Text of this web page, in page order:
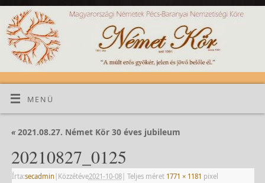
MENÜ
«2021.08.27. Német Kör 30 éves jubileum
20210827_0125
Írta:secadmin | Közzétéve2021-10-08| Teljes méret 1771 × 1181 pixel